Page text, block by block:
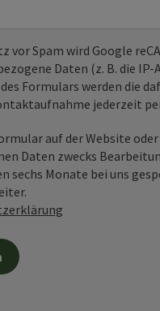
vor Spam wird Google
Daten (z. B. die
des Formulars werden die
jederzeit
auf der Website
Daten zwecks
sechs Monate bei uns